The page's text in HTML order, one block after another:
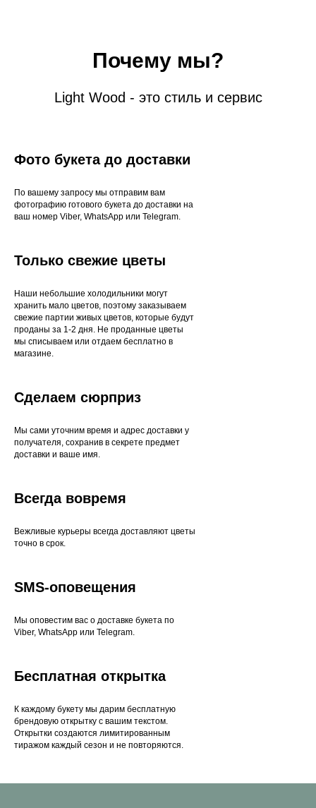
Почему мы?
Light Wood - это стиль и сервис
Фото букета до доставки
По вашему запросу мы отправим вам
фотографию готового букета до доставки на
ваш номер Viber, WhatsApp или Telegram.
Только свежие цветы
Наши небольшие холодильники могут
хранить мало цветов, поэтому заказываем
свежие партии живых цветов, которые будут
проданы за 1-2 дня. Не проданные цветы
мы списываем или отдаем бесплатно в
магазине.
Сделаем сюрприз
Мы сами уточним время и адрес доставки у
получателя, сохранив в секрете предмет
доставки и ваше имя.
Всегда вовремя
Вежливые курьеры всегда доставляют цветы
точно в срок.
SMS-оповещения
Мы оповестим вас о доставке букета по
Viber, WhatsApp или Telegram.
Бесплатная открытка
К каждому букету мы дарим бесплатную
брендовую открытку с вашим текстом.
Открытки создаются лимитированным
тиражом каждый сезон и не повторяются.